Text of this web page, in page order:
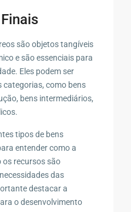
são objetos tangíveis
e são essenciais para
Eles podem ser
categorias, como bens
bens intermediários,
tipos de bens
entender como a
os recursos são
das
destacar a
o desenvolvimento